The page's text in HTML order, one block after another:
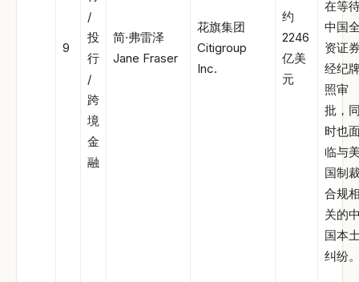
9
/
投
行
/
跨
境
金
融
简·弗雷泽
Jane Fraser
花旗集团
Citigroup
Inc.
约
2246
亿美
元
在等
中国
资证
经纪
照审
批，
时也
临与
国制
合规
关的
国本
纠纷